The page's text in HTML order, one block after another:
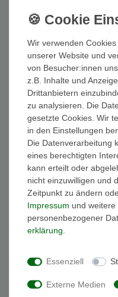
Wunschliste
* inkl. ges. MwSt. zzgl.Versandkosten
Beschreibung
Weitere Details
EU-Responsible Person
Modellname: Funkuhr Eco
Anzeige: Chronograph
Uhrglas: Saphirglas
Wir verwenden
unserer Website und
von Besucher:innen
z.B. Inhalte und
Drittanbietern
zu analysieren. Die
gesetzte Cookies. Wir
in den Einstellungen
Die Datenverarbeitung
eines berechtigten
kann erteilt oder
nicht einzuwilligen und
Zeitpunkt zu ändern
Impressum und weitere
personenbezogener
erklärung
Essenziell
Externe Medien